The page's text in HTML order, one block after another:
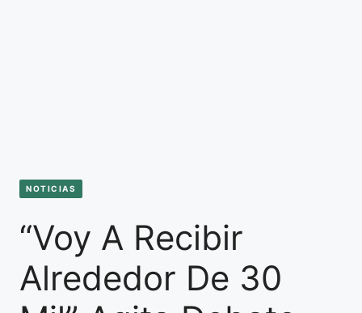
NOTICIAS
“Voy A Recibir
Alrededor De 30